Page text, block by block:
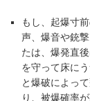
もし、起爆寸
声、爆音や銃
たは、爆発直
を守って床に
と爆破によっ
り、被爆確率が